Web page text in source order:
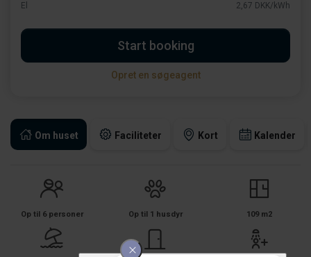
Om huset Faciliteter Kort Kalender
Op til 6 personer Op til 1 husdyr 109 m2
El 2,67 DKK/kWh
Start booking
Opret en søgeagent